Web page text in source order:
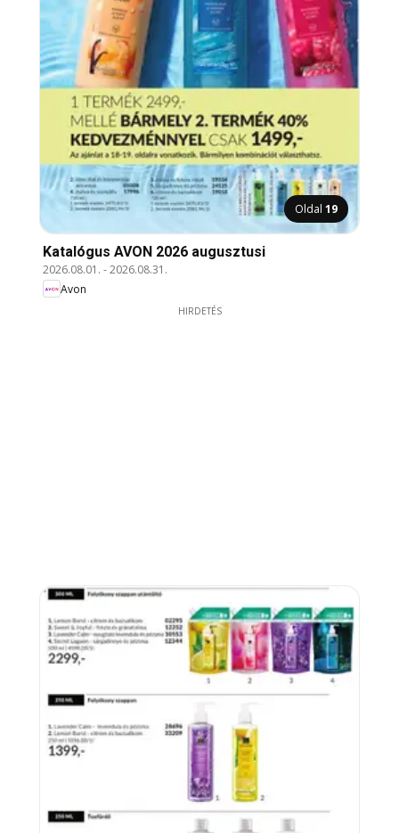
Oldal 19
Katalógus AVON 2026 augusztusi
2026.08.01. -2026.08.31.
Avon
HIRDETÉS